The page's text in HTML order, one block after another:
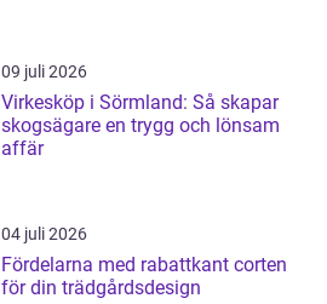
09 juli 2026
Virkesköp i Sörmland: Så skapar
skogsägare en trygg och lönsam
affär
04 juli 2026
Fördelarna med rabattkant corten
för din trädgårdsdesign